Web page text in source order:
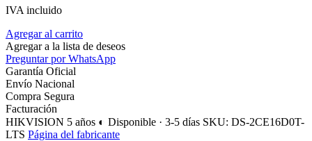
IVA incluido
Agregar al carrito
Agregar a la lista de deseos
Preguntar por WhatsApp
Garantía Oficial
Envío Nacional
Compra Segura
Facturación
HIKVISION 5 años ◐ Disponible · 3-5 días SKU: DS-2CE16D0T-
LTS Página del fabricante